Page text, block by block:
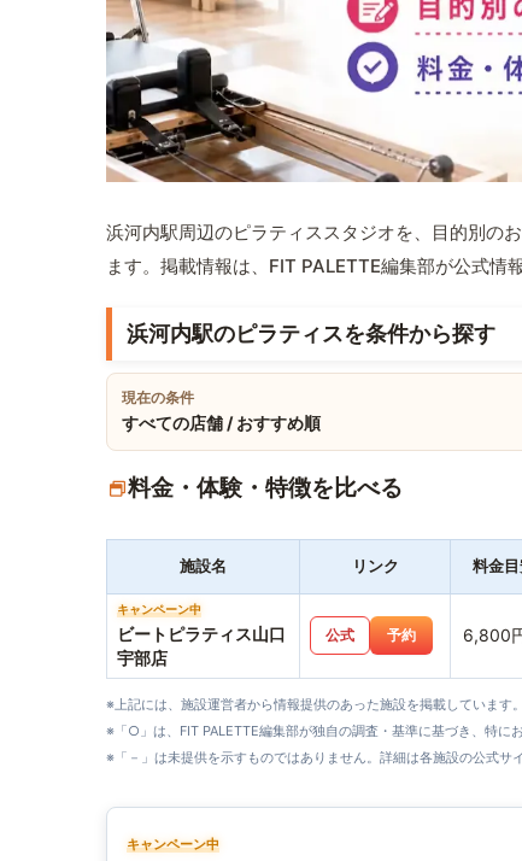
浜河内駅周辺のピラティススタジオを、目的別の
ます。掲載情報は、FIT PALETTE編集部が公式情
浜河内駅のピラティスを条件から探す
現在の条件
すべての店舗 / おすすめ順
料金・体験・特徴を比べる
施設名 リンク 料金
キャンペーン中
ビートピラティス山口
宇部店
公式 予約 6,800
※上記には、施設運営者から情報提供のあった施設を掲載しています
※「○」は、FIT PALETTE編集部が独自の調査・基準に基づき、特に
※「－」は未提供を示すものではありません。詳細は各施設の公式サ
キャンペーン中